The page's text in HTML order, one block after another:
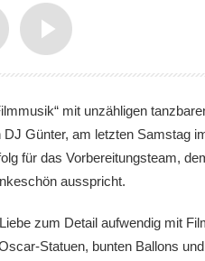
mit unzähligen
Günter, am letzten Samstag
für das Vorbereitungsteam,
ausspricht.
zum Detail aufwendig mit
Statuen, bunten Ballons und